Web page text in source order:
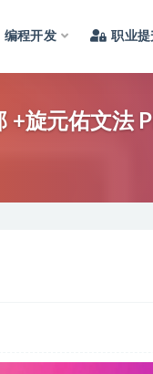
编程开发 职业提
+旋元佑文法